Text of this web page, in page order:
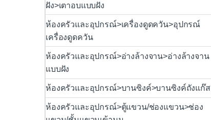
ฝัง>เตาอบแบบฝัง
ห้องครัวและอุปกรณ์>เครื่องดูดควัน>อุปกรณ์
เครื่องดูดควัน
ห้องครัวและอุปกรณ์>อ่างล้างจาน>อ่างล้างจาน
แบบฝัง
ห้องครัวและอุปกรณ์>บานซิงค์>บานซิงค์ถังแก๊ส
ห้องครัวและอุปกรณ์>ตู้แขวน/ช่องแขวน>ช่อง